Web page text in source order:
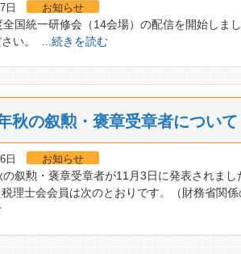
日 お知らせ
国統一研修会（14会場）の配信を開始しま
い。
...続きを読む
秋の叙勲・褒章受章者について
日 お知らせ
叙勲・褒章受章者が11月3日に発表されま
税理士会会員は次のとおりです。（財務省関